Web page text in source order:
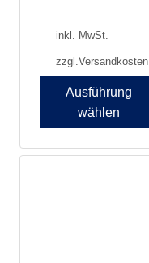
inkl. MwSt.
zzgl. Versandkosten
Ausführung
wählen